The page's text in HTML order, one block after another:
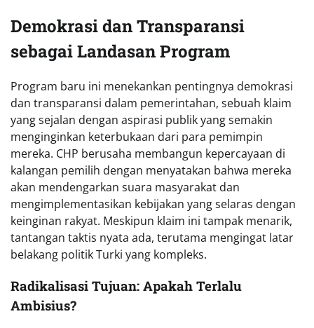
Demokrasi dan Transparansi
sebagai Landasan Program
Program baru ini menekankan pentingnya demokrasi
dan transparansi dalam pemerintahan, sebuah klaim
yang sejalan dengan aspirasi publik yang semakin
menginginkan keterbukaan dari para pemimpin
mereka. CHP berusaha membangun kepercayaan di
kalangan pemilih dengan menyatakan bahwa mereka
akan mendengarkan suara masyarakat dan
mengimplementasikan kebijakan yang selaras dengan
keinginan rakyat. Meskipun klaim ini tampak menarik,
tantangan taktis nyata ada, terutama mengingat latar
belakang politik Turki yang kompleks.
Radikalisasi Tujuan: Apakah Terlalu
Ambisius?